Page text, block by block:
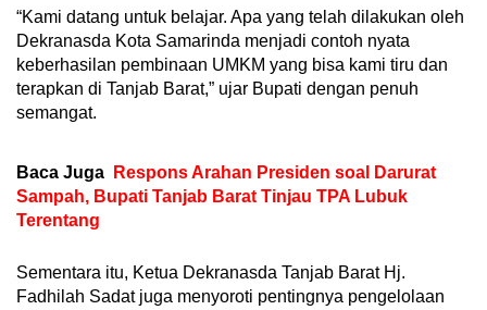
“Kami datang untuk belajar. Apa yang telah dilakukan oleh
Dekranasda Kota Samarinda menjadi contoh nyata
keberhasilan pembinaan UMKM yang bisa kami tiru dan
terapkan di Tanjab Barat,” ujar Bupati dengan penuh
semangat.
Baca Juga
Respons Arahan Presiden soal Darurat
Sampah, Bupati Tanjab Barat Tinjau TPA Lubuk
Terentang
Sementara itu, Ketua Dekranasda Tanjab Barat Hj.
Fadhilah Sadat juga menyoroti pentingnya pengelolaan